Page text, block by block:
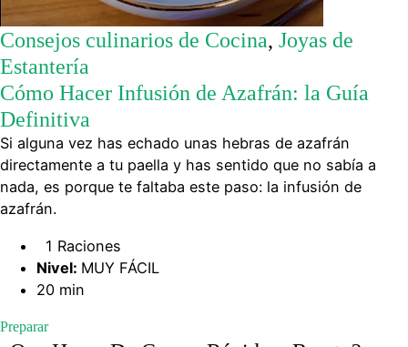
Consejos culinarios de Cocina, Joyas de
Estantería
Cómo Hacer Infusión de Azafrán: la Guía
Definitiva
Si alguna vez has echado unas hebras de azafrán
directamente a tu paella y has sentido que no sabía a
nada, es porque te faltaba este paso: la infusión de
azafrán.
1 Raciones
Nivel: MUY FÁCIL
20 min
Preparar